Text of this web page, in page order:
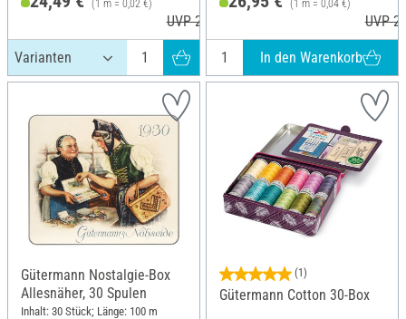
(1 m = 0,02 €)
UVP 27,40 €
(1 m = 0,04 €)
UVP
In den Warenkorb
Gütermann Nostalgie-Box
Allesnäher, 30 Spulen
Inhalt: 30 Stück; Länge: 100 m
(1)
Gütermann Cotton 30-Box